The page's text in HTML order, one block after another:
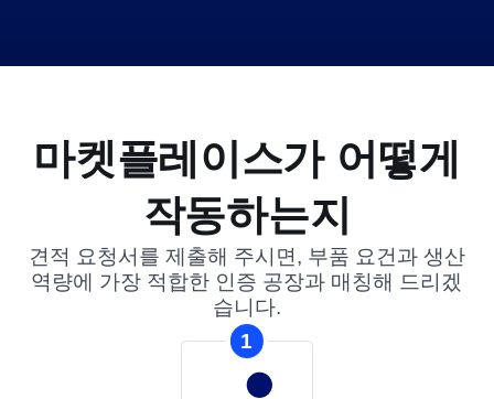
마켓플레이스가 어떻게
작동하는지
견적 요청서를 제출해 주시면, 부품 요건과 생산
역량에 가장 적합한 인증 공장과 매칭해 드리겠
습니다.
1